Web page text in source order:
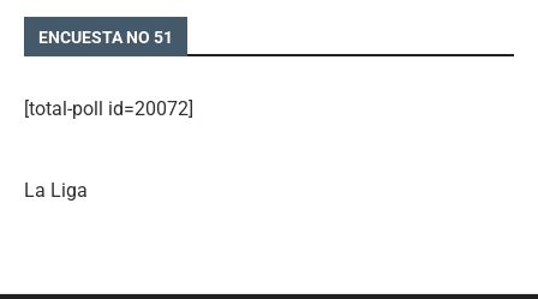
ENCUESTA NO 51
[total-poll id=20072]
La Liga